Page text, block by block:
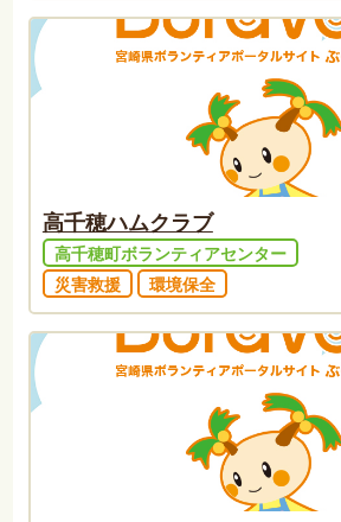
高千穂ハムクラブ
高千穂町ボランティアセンター
災害救援
環境保全